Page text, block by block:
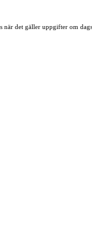
när det gäller uppgifter om